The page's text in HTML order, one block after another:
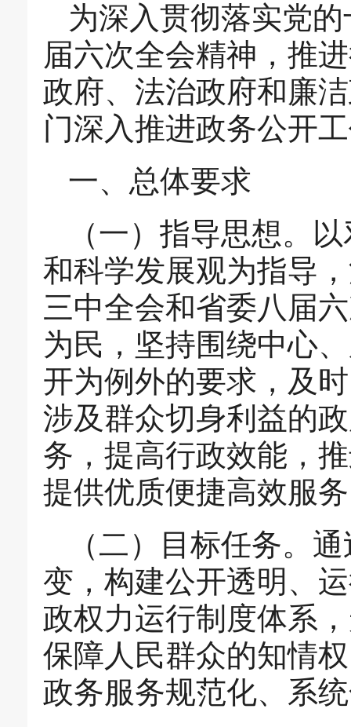
为深入贯彻落实党
届六次全会精神，推
政府、法治政府和廉
门深入推进政务公开
一、总体要求
（一）指导思想。
和科学发展观为指导
三中全会和省委八届
为民，坚持围绕中心
开为例外的要求，及
涉及群众切身利益的
务，提高行政效能，
提供优质便捷高效服
（二）目标任务。
变，构建公开透明、
政权力运行制度体系
保障人民群众的知情
政务服务规范化、系